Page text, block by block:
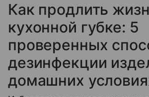
Как продлить
кухонной губке: 5
проверенных
дезинфекции
домашних